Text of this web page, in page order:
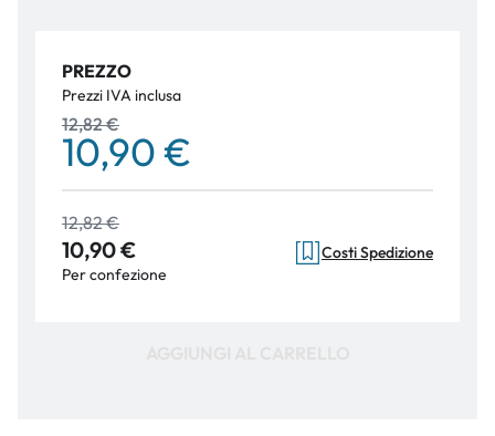
PREZZO
Prezzi IVA inclusa
12,82 €
10,90 €
12,82 €
10,90 €
Per confezione
Costi Spedizione